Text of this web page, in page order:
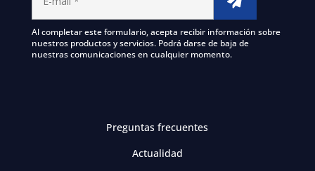
Al completar este formulario, acepta recibir información sobre
nuestros productos y servicios. Podrá darse de baja de
nuestras comunicaciones en cualquier momento.
Preguntas frecuentes
Actualidad